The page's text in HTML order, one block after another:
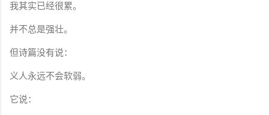
我其实已经很累。
并不总是强壮。
但诗篇没有说：
义人永远不会软弱。
它说：